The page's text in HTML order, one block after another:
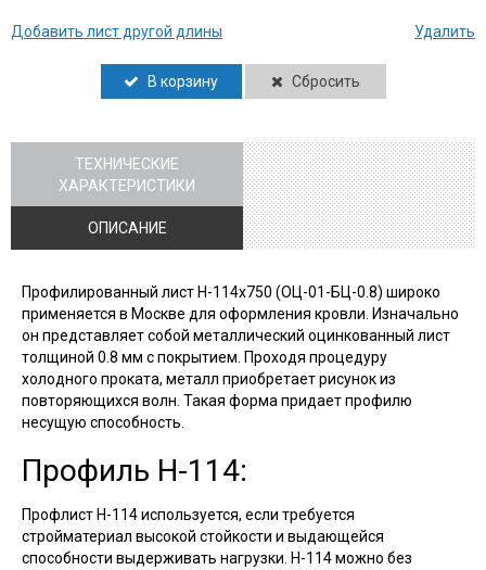
Добавить лист другой длины Удалить
В корзину Сбросить
ТЕХНИЧЕСКИЕ
ХАРАКТЕРИСТИКИ
ОПИСАНИЕ
Профилированный лист Н-114х750 (ОЦ-01-БЦ-0.8) широко
применяется в Москве для оформления кровли. Изначально
он представляет собой металлический оцинкованный лист
толщиной 0.8 мм с покрытием. Проходя процедуру
холодного проката, металл приобретает рисунок из
повторяющихся волн. Такая форма придает профилю
несущую способность.
Профиль Н-114:
Профлист Н-114 используется, если требуется
стройматериал высокой стойкости и выдающейся
способности выдерживать нагрузки. Н-114 можно без